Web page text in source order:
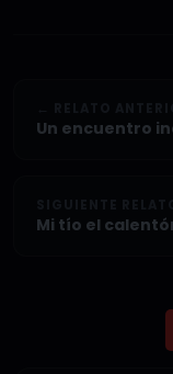
Un encuentro
Mi tío el